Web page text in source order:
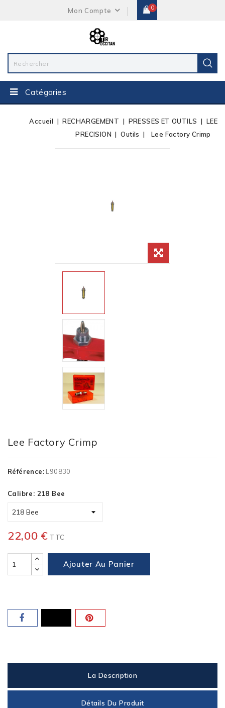
Mon Compte 0
Catégories
Accueil RECHARGEMENT PRESSES ET OUTILS
LEE
PRECISION
Outils Lee Factory Crimp
Lee Factory Crimp
Référence: L90830
Calibre: 218 Bee
22,00 € TTC
Ajouter Au Panier
La Description
Détails Du Produit